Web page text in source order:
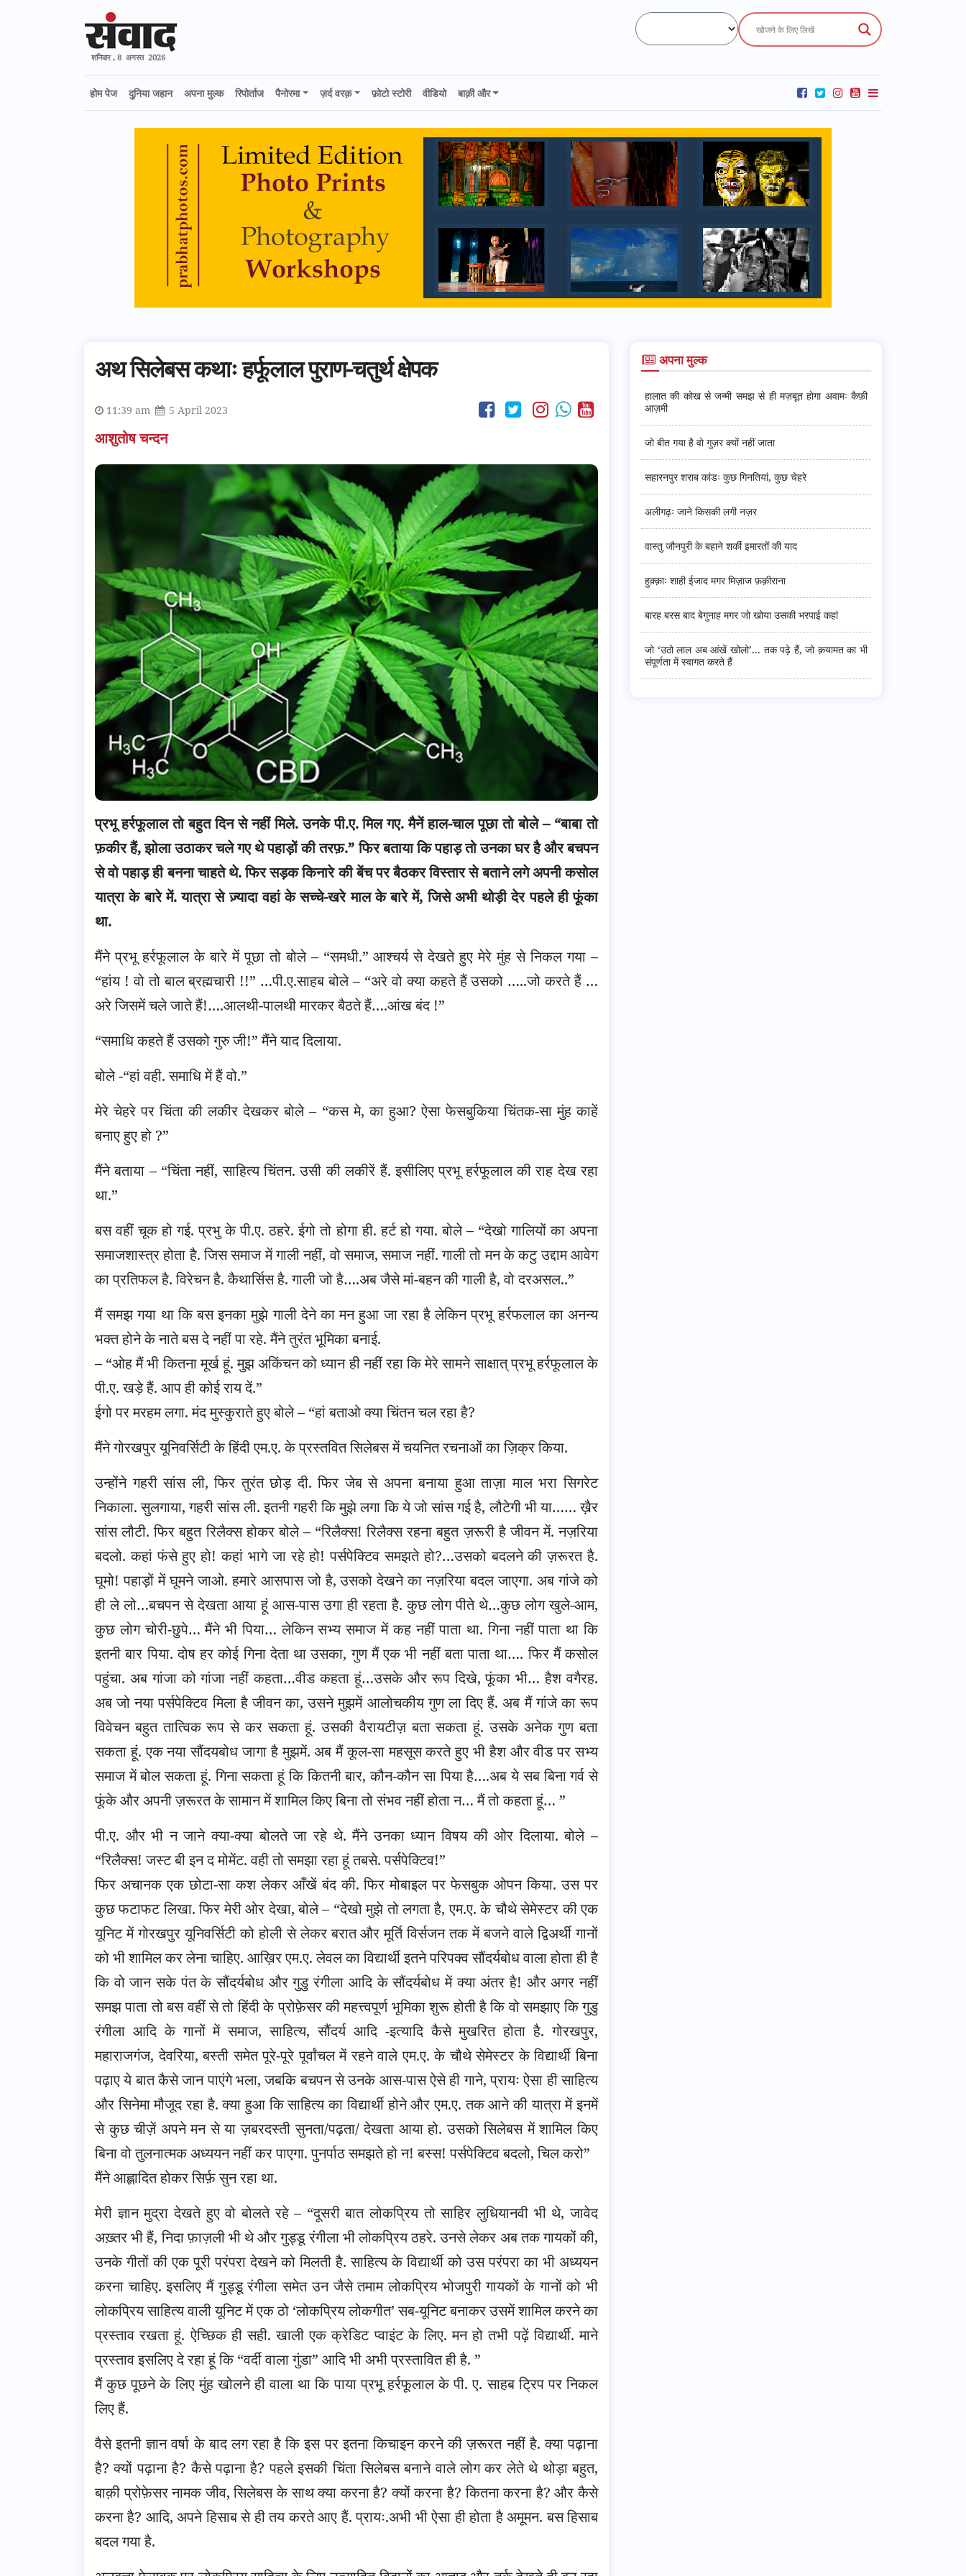
शनिवार , 8 अगस्त 2026
होम पेज दुनिया जहान अपना मुल्क रिपोर्ताज पैनोरमा ज़र्द वरक़ फ़ोटो स्टोरी वीडियो बाक़ी और
अथ सिलेबस कथाः हर्फूलाल पुराण-चतुर्थ क्षेपक
11:39 am 5 April 2023
आशुतोष चन्दन
प्रभू हर्रफूलाल तो बहुत दिन से नहीं मिले. उनके पी.ए. मिल गए. मैनें हाल-चाल पूछा तो बोले – “बाबा तो
फ़कीर हैं, झोला उठाकर चले गए थे पहाड़ों की तरफ़.” फिर बताया कि पहाड़ तो उनका घर है और बचपन
से वो पहाड़ ही बनना चाहते थे.फिर सड़क किनारे की बेंच पर बैठकर विस्तार से बताने लगे अपनी कसोल
यात्रा के बारे में. यात्रा से ज़्यादा वहां के सच्चे-खरे माल के बारे में, जिसे अभी थोड़ी देर पहले ही फूंका
था.
मैंने प्रभू हर्रफूलाल के बारे में पूछा तो बोले – “समधी.” आश्चर्य से देखते हुए मेरे मुंह से निकल गया –
“हांय ! वो तो बाल ब्रह्मचारी !!” …पी.ए.साहब बोले – “अरे वो क्या कहते हैं उसको …..जो करते हैं …
अरे जिसमें चले जाते हैं!….आलथी-पालथी मारकर बैठते हैं….आंख बंद !”
“समाधि कहते हैं उसको गुरु जी!” मैंने याद दिलाया.
बोले -“हां वही. समाधि में हैं वो.”
मेरे चेहरे पर चिंता की लकीर देखकर बोले – “कस मे, का हुआ? ऐसा फेसबुकिया चिंतक-सा मुंह काहें
बनाए हुए हो ?”
मैंने बताया – “चिंता नहीं, साहित्य चिंतन. उसी की लकीरें हैं. इसीलिए प्रभू हर्रफूलाल की राह देख रहा
था.”
बस वहीं चूक हो गई. प्रभु के पी.ए. ठहरे. ईगो तो होगा ही. हर्ट हो गया. बोले – “देखो गालियों का अपना
समाजशास्त्र होता है. जिस समाज में गाली नहीं, वो समाज, समाज नहीं. गाली तो मन के कटु उद्दाम आवेग
का प्रतिफल है. विरेचन है. कैथार्सिस है. गाली जो है….अब जैसे मां-बहन की गाली है, वो दरअसल..”
मैं समझ गया था कि बस इनका मुझे गाली देने का मन हुआ जा रहा है लेकिन प्रभू हर्रफलाल का अनन्य
भक्त होने के नाते बस दे नहीं पा रहे. मैंने तुरंत भूमिका बनाई.
– “ओह मैं भी कितना मूर्ख हूं. मुझ अकिंचन को ध्यान ही नहीं रहा कि मेरे सामने साक्षात् प्रभू हर्रफूलाल के
पी.ए. खड़े हैं. आप ही कोई राय दें.”
ईगो पर मरहम लगा. मंद मुस्कुराते हुए बोले – “हां बताओ क्या चिंतन चल रहा है?
मैंने गोरखपुर यूनिवर्सिटी के हिंदी एम.ए. के प्रस्तवित सिलेबस में चयनित रचनाओं का ज़िक्र किया.
उन्होंने गहरी सांस ली, फिर तुरंत छोड़ दी. फिर जेब से अपना बनाया हुआ ताज़ा माल भरा सिगरेट
निकाला. सुलगाया, गहरी सांस ली. इतनी गहरी कि मुझे लगा कि ये जो सांस गई है, लौटेगी भी या…… ख़ैर
सांस लौटी. फिर बहुत रिलैक्स होकर बोले – “रिलैक्स! रिलैक्स रहना बहुत ज़रूरी है जीवन में. नज़रिया
बदलो. कहां फंसे हुए हो! कहां भागे जा रहे हो! पर्सपेक्टिव समझते हो?…उसको बदलने की ज़रूरत है.
घूमो! पहाड़ों में घूमने जाओ. हमारे आसपास जो है, उसको देखने का नज़रिया बदल जाएगा. अब गांजे को
ही ले लो…बचपन से देखता आया हूं आस-पास उगा ही रहता है. कुछ लोग पीते थे…कुछ लोग खुले-आम,
कुछ लोग चोरी-छुपे… मैंने भी पिया… लेकिन सभ्य समाज में कह नहीं पाता था. गिना नहीं पाता था कि
इतनी बार पिया. दोष हर कोई गिना देता था उसका, गुण मैं एक भी नहीं बता पाता था…. फिर मैं कसोल
पहुंचा. अब गांजा को गांजा नहीं कहता…वीड कहता हूं…उसके और रूप दिखे, फूंका भी… हैश वगैरह.
अब जो नया पर्सपेक्टिव मिला है जीवन का, उसने मुझमें आलोचकीय गुण ला दिए हैं. अब मैं गांजे का रूप
विवेचन बहुत तात्विक रूप से कर सकता हूं. उसकी वैरायटीज़ बता सकता हूं. उसके अनेक गुण बता
सकता हूं. एक नया सौंदयबोध जागा है मुझमें. अब मैं कूल-सा महसूस करते हुए भी हैश और वीड पर सभ्य
समाज में बोल सकता हूं. गिना सकता हूं कि कितनी बार, कौन-कौन सा पिया है….अब ये सब बिना गर्व से
फूंके और अपनी ज़रूरत के सामान में शामिल किए बिना तो संभव नहीं होता न… मैं तो कहता हूं… ”
पी.ए. और भी न जाने क्या-क्या बोलते जा रहे थे. मैंने उनका ध्यान विषय की ओर दिलाया. बोले –
“रिलैक्स! जस्ट बी इन द मोमेंट. वही तो समझा रहा हूं तबसे. पर्सपेक्टिव!”
फिर अचानक एक छोटा-सा कश लेकर आँखें बंद की. फिर मोबाइल पर फेसबुक ओपन किया. उस पर
कुछ फटाफट लिखा. फिर मेरी ओर देखा, बोले – “देखो मुझे तो लगता है, एम.ए. के चौथे सेमेस्टर की एक
यूनिट में गोरखपुर यूनिवर्सिटी को होली से लेकर बरात और मूर्ति विर्सजन तक में बजने वाले द्विअर्थी गानों
को भी शामिल कर लेना चाहिए. आख़िर एम.ए. लेवल का विद्यार्थी इतने परिपक्व सौंदर्यबोध वाला होता ही है
कि वो जान सके पंत के सौंदर्यबोध और गुडु रंगीला आदि के सौंदर्यबोध में क्या अंतर है! और अगर नहीं
समझ पाता तो बस वहीं से तो हिंदी के प्रोफ़ेसर की महत्त्वपूर्ण भूमिका शुरू होती है कि वो समझाए कि गुडु
रंगीला आदि के गानों में समाज, साहित्य, सौंदर्य आदि -इत्यादि कैसे मुखरित होता है. गोरखपुर,
महाराजगंज, देवरिया, बस्ती समेत पूरे-पूरे पूर्वांचल में रहने वाले एम.ए. के चौथे सेमेस्टर के विद्यार्थी बिना
पढ़ाए ये बात कैसे जान पाएंगे भला, जबकि बचपन से उनके आस-पास ऐसे ही गाने, प्रायः ऐसा ही साहित्य
और सिनेमा मौजूद रहा है. क्या हुआ कि साहित्य का विद्यार्थी होने और एम.ए. तक आने की यात्रा में इनमें
से कुछ चीज़ें अपने मन से या ज़बरदस्ती सुनता/पढ़ता/ देखता आया हो. उसको सिलेबस में शामिल किए
बिना वो तुलनात्मक अध्ययन नहीं कर पाएगा. पुनर्पाठ समझते हो न! बस्स! पर्सपेक्टिव बदलो, चिल करो”
मैंने आह्लादित होकर सिर्फ़ सुन रहा था.
मेरी ज्ञान मुद्रा देखते हुए वो बोलते रहे – “दूसरी बात लोकप्रिय तो साहिर लुधियानवी भी थे, जावेद
अख़्तर भी हैं, निदा फ़ाज़ली भी थे और गुड्डू रंगीला भी लोकप्रिय ठहरे. उनसे लेकर अब तक गायकों की,
उनके गीतों की एक पूरी परंपरा देखने को मिलती है. साहित्य के विद्यार्थी को उस परंपरा का भी अध्ययन
करना चाहिए. इसलिए मैं गुड्डू रंगीला समेत उन जैसे तमाम लोकप्रिय भोजपुरी गायकों के गानों को भी
लोकप्रिय साहित्य वाली यूनिट में एक ठो ‘लोकप्रिय लोकगीत’ सब-यूनिट बनाकर उसमें शामिल करने का
प्रस्ताव रखता हूं. ऐच्छिक ही सही. खाली एक क्रेडिट प्वाइंट के लिए. मन हो तभी पढ़ें विद्यार्थी. माने
प्रस्ताव इसलिए दे रहा हूं कि “वर्दी वाला गुंडा” आदि भी अभी प्रस्तावित ही है. ”
मैं कुछ पूछने के लिए मुंह खोलने ही वाला था कि पाया प्रभू हर्रफूलाल के पी. ए. साहब ट्रिप पर निकल
लिए हैं.
वैसे इतनी ज्ञान वर्षा के बाद लग रहा है कि इस पर इतना किचाइन करने की ज़रूरत नहीं है. क्या पढ़ाना
है? क्यों पढ़ाना है? कैसे पढ़ाना है? पहले इसकी चिंता सिलेबस बनाने वाले लोग कर लेते थे थोड़ा बहुत,
बाक़ी प्रोफ़ेसर नामक जीव, सिलेबस के साथ क्या करना है? क्यों करना है? कितना करना है? और कैसे
करना है? आदि, अपने हिसाब से ही तय करते आए हैं. प्रायः.अभी भी ऐसा ही होता है अमूमन. बस हिसाब
बदल गया है.
अपना मुल्क
हालात की कोख से जन्मी समझ से ही मज़बूत होगा अवामः कैफ़ी
आज़मी
जो बीत गया है वो गुज़र क्यों नहीं जाता
सहारनपुर शराब कांडः कुछ गिनतियां, कुछ चेहरे
अलीगढ़ः जाने किसकी लगी नज़र
वास्तु जौनपुरी के बहाने शर्की इमारतों की याद
हुक़्क़ाः शाही ईजाद मगर मिज़ाज फ़क़ीराना
बारह बरस बाद बेगुनाह मगर जो खोया उसकी भरपाई कहां
जो ‘उठो लाल अब आंखें खोलो’... तक पढ़े हैं, जो क़यामत का भी
संपूर्णता में स्वागत करते हैं